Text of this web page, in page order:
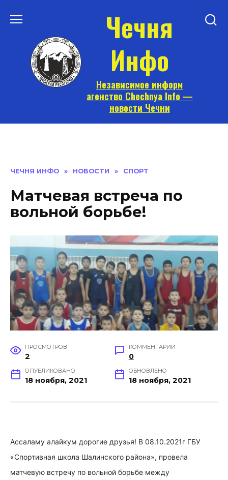
Чечня
Инфо
Независимое информ
агенство Chechnya Info —
новости Чечни
ЧЕЧНЯ ИНФО » НОВОСТИ » СПОРТ
Матчевая встреча по
вольной борьбе!
ПРОСМОТРОВ
2
КОММЕНТАРИИ
0
ОПУБЛИКОВАНО
18 ноября, 2021
ОБНОВЛЕНО
18 ноября, 2021
Ассаламу алайкум дорогие друзья! В 08.10.2021г ГБУ
«Спортивная школа Шалинского района», провела
матчевую встречу по вольной борьбе между